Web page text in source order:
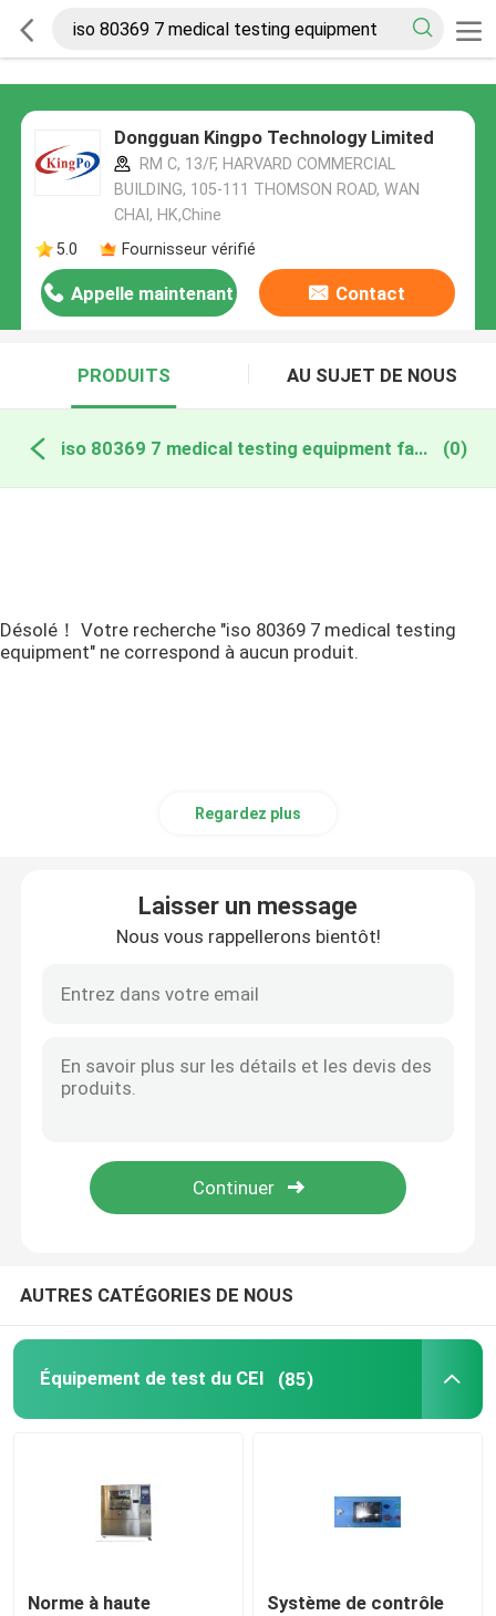
Dongguan Kingpo Technology Limited
RM C, 13/F, HARVARD COMMERCIAL
BUILDING, 105-111 THOMSON ROAD, WAN
CHAI, HK,Chine
5.0
Fournisseur vérifié
Appelle maintenant Contact
PRODUITS AU SUJET DE NOUS
iso 80369 7 medical testing equipment fabrication en ligne (0)
Désolé！ Votre recherche "iso 80369 7 medical testing
equipment" ne correspond à aucun produit.
Regardez plus
Laisser un message
Nous vous rappellerons bientôt!
AUTRES CATÉGORIES DE NOUS
Équipement de test du CEI (85)
Norme à haute
Système de contrôle